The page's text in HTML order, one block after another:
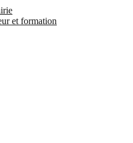
et formation